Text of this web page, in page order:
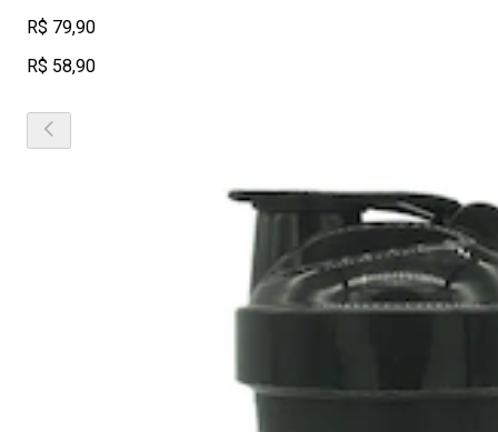
R$ 79,90
R$ 58,90